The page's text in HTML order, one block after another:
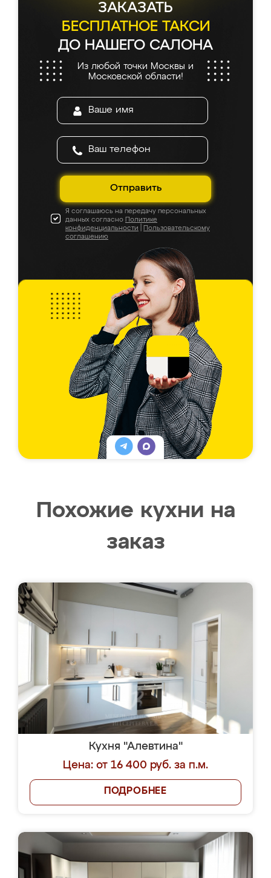
ЗАКАЗАТЬ
БЕСПЛАТНОЕ ТАКСИ
ДО НАШЕГО САЛОНА
Из любой точки Москвы и
Московской области!
Отправить
Я соглашаюсь на передачу персональных
данных согласно Политике
конфиденциальности
Пользовательскому
соглашению
Похожие кухни на
заказ
Кухня "Алевтина"
Цена: от 16 400 руб. за п.м.
ПОДРОБНЕЕ